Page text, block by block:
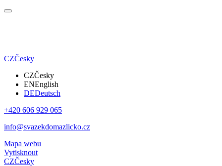
CZČesky
CZČesky
ENEnglish
DEDeutsch
+420 606 929 065
info@svazekdomazlicko.cz
Mapa webu
Vytisknout
CZČesky